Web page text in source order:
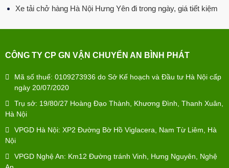
Xe tải chở hàng Hà Nội Hưng Yên đi trong ngày, giá tiết kiệm
CÔNG TY CP GN VẬN CHUYỂN AN BÌNH PHÁT
Mã số thuế: 0109273936 do Sở Kế hoạch và Đầu tư Hà Nội cấp
ngày 20/07/2020
Trụ sở: 19/80/27 Hoàng Đạo Thành, Khương Đình, Thanh Xuân,
Hà Nội
VPGD Hà Nội: XP2 Đường Bờ Hồ Viglacera, Nam Từ Liêm, Hà
Nội
VPGD Nghệ An: Km12 Đường tránh Vinh, Hưng Nguyên, Nghệ